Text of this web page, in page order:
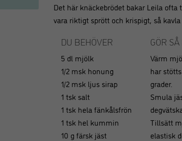
Det här knäckebrödet bakar Leila
vara riktigt sprött och krispigt, så
DU BEHÖVER
5 dl mjölk
1/2 msk honung
1/2 msk ljus sirap
1 tsk salt
1 tsk hela fänkålsfrön
1 tsk hel kummin
10 g färsk jäst
GÖR
Värm
har
grader.
Smula
Tillsätt
elastisk